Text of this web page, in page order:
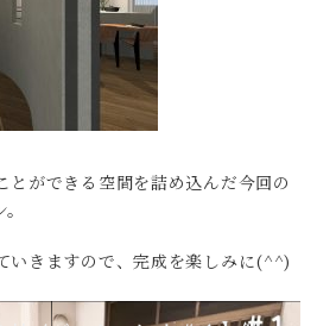
とができる空間を詰め込んだ今回の
いきますので、完成を楽しみに(^^)